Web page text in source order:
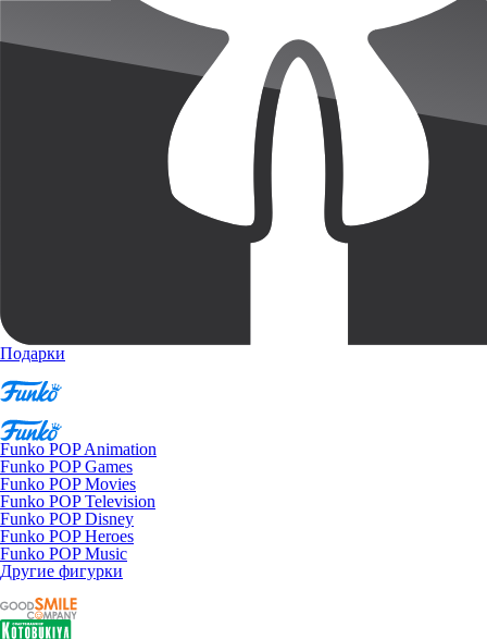
Подарки
Funko POP Animation
Funko POP Games
Funko POP Movies
Funko POP Television
Funko POP Disney
Funko POP Heroes
Funko POP Music
Другие фигурки